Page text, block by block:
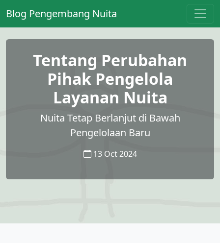
Blog Pengembang Nuita
Tentang Perubahan
Pihak Pengelola
Layanan Nuita
Nuita Tetap Berlanjut di Bawah
Pengelolaan Baru
13 Oct 2024